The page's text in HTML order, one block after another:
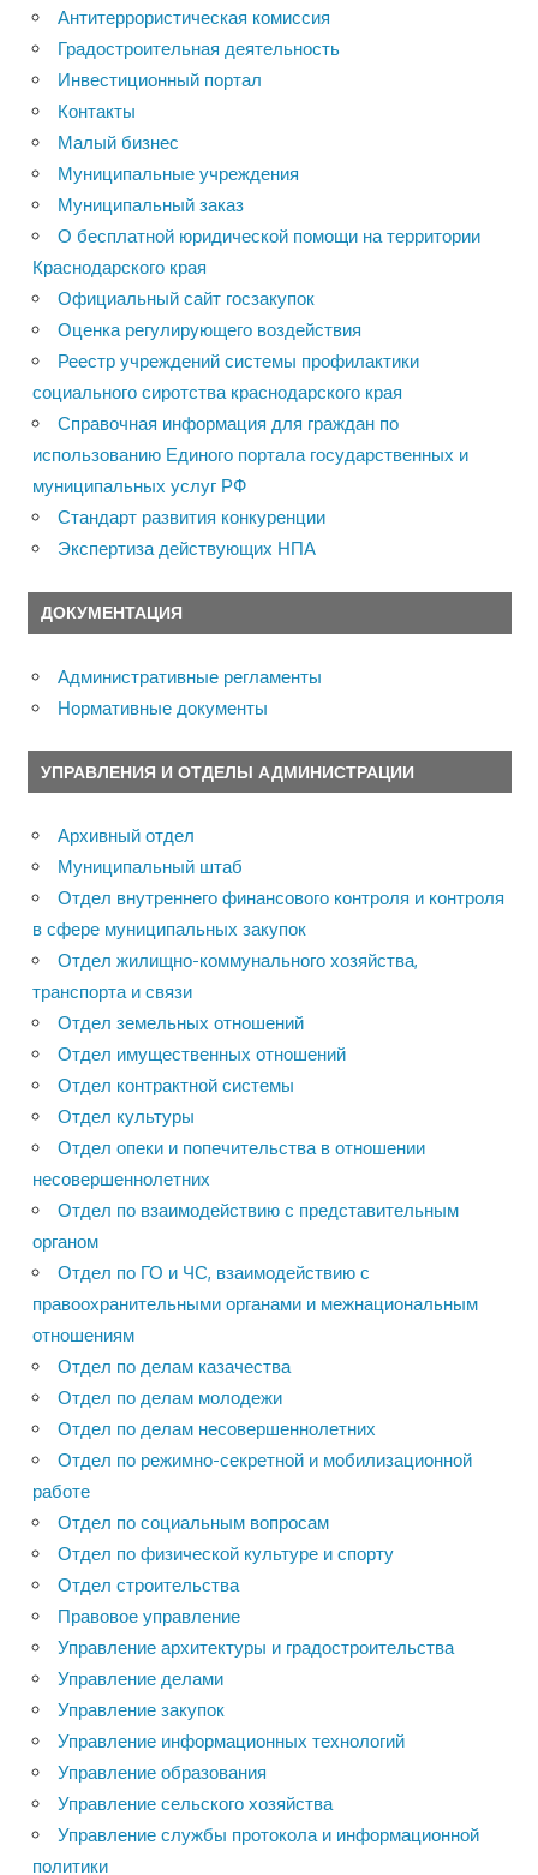
Антитеррористическая комиссия
Градостроительная деятельность
Инвестиционный портал
Контакты
Малый бизнес
Муниципальные учреждения
Муниципальный заказ
О бесплатной юридической помощи на территории
Краснодарского края
Официальный сайт госзакупок
Оценка регулирующего воздействия
Реестр учреждений системы профилактики
социального сиротства краснодарского края
Справочная информация для граждан по
использованию Единого портала государственных и
муниципальных услуг РФ
Стандарт развития конкуренции
Экспертиза действующих НПА
ДОКУМЕНТАЦИЯ
Административные регламенты
Нормативные документы
УПРАВЛЕНИЯ И ОТДЕЛЫ АДМИНИСТРАЦИИ
Архивный отдел
Муниципальный штаб
Отдел внутреннего финансового контроля и контроля
в сфере муниципальных закупок
Отдел жилищно-коммунального хозяйства,
транспорта и связи
Отдел земельных отношений
Отдел имущественных отношений
Отдел контрактной системы
Отдел культуры
Отдел опеки и попечительства в отношении
несовершеннолетних
Отдел по взаимодействию с представительным
органом
Отдел по ГО и ЧС, взаимодействию с
правоохранительными органами и межнациональным
отношениям
Отдел по делам казачества
Отдел по делам молодежи
Отдел по делам несовершеннолетних
Отдел по режимно-секретной и мобилизационной
работе
Отдел по социальным вопросам
Отдел по физической культуре и спорту
Отдел строительства
Правовое управление
Управление архитектуры и градостроительства
Управление делами
Управление закупок
Управление информационных технологий
Управление образования
Управление сельского хозяйства
Управление службы протокола и информационной
политики